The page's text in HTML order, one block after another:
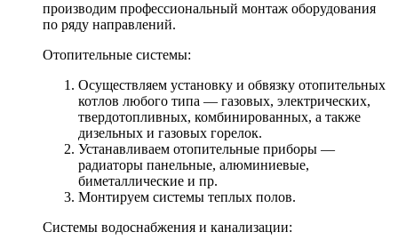
производим профессиональный монтаж оборудования
по ряду направлений.
Отопительные системы:
Осуществляем установку и обвязку отопительных
котлов любого типа — газовых, электрических,
твердотопливных, комбинированных, а также
дизельных и газовых горелок.
Устанавливаем отопительные приборы —
радиаторы панельные, алюминиевые,
биметаллические и пр.
Монтируем системы теплых полов.
Системы водоснабжения и канализации: